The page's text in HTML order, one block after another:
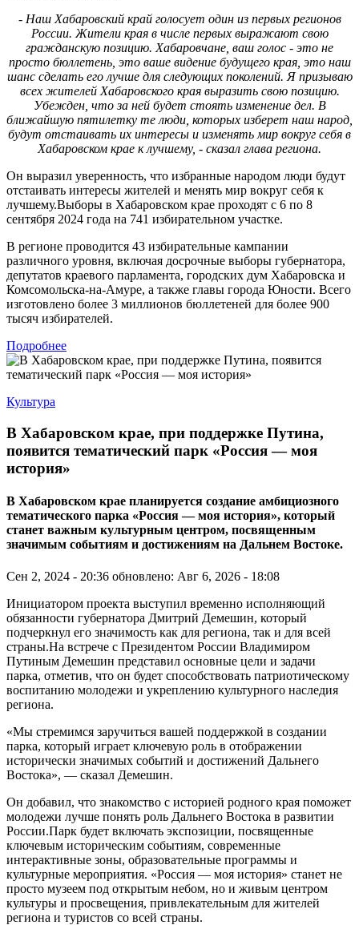
- Наш Хабаровский край голосует один из первых регионов
России. Жители края в числе первых выражают свою
гражданскую позицию. Хабаровчане, ваш голос - это не
просто бюллетень, это ваше видение будущего края, это наш
шанс сделать его лучше для следующих поколений. Я призываю
всех жителей Хабаровского края выразить свою позицию.
Убежден, что за ней будет стоять изменение дел. В
ближайшую пятилетку те люди, которых изберет наш народ,
будут отстаивать их интересы и изменять мир вокруг себя в
Хабаровском крае к лучшему, - сказал глава региона.
Он выразил уверенность, что избранные народом люди будут
отстаивать интересы жителей и менять мир вокруг себя к
лучшему.Выборы в Хабаровском крае проходят с 6 по 8
сентября 2024 года на 741 избирательном участке.
В регионе проводится 43 избирательные кампании
различного уровня, включая досрочные выборы губернатора,
депутатов краевого парламента, городских дум Хабаровска и
Комсомольска-на-Амуре, а также главы города Юности. Всего
изготовлено более 3 миллионов бюллетеней для более 900
тысяч избирателей.
Подробнее
Культура
В Хабаровском крае, при поддержке Путина,
появится тематический парк «Россия — моя
история»
В Хабаровском крае планируется создание амбициозного
тематического парка «Россия — моя история», который
станет важным культурным центром, посвященным
значимым событиям и достижениям на Дальнем Востоке.
Сен 2, 2024 - 20:36 обновлено: Авг 6, 2026 - 18:08
Инициатором проекта выступил временно исполняющий
обязанности губернатора Дмитрий Демешин, который
подчеркнул его значимость как для региона, так и для всей
страны.На встрече с Президентом России Владимиром
Путиным Демешин представил основные цели и задачи
парка, отметив, что он будет способствовать патриотическому
воспитанию молодежи и укреплению культурного наследия
региона.
«Мы стремимся заручиться вашей поддержкой в создании
парка, который играет ключевую роль в отображении
исторически значимых событий и достижений Дальнего
Востока», — сказал Демешин.
Он добавил, что знакомство с историей родного края поможет
молодежи лучше понять роль Дальнего Востока в развитии
России.Парк будет включать экспозиции, посвященные
ключевым историческим событиям, современные
интерактивные зоны, образовательные программы и
культурные мероприятия. «Россия — моя история» станет не
просто музеем под открытым небом, но и живым центром
культуры и просвещения, привлекательным для жителей
региона и туристов со всей страны.